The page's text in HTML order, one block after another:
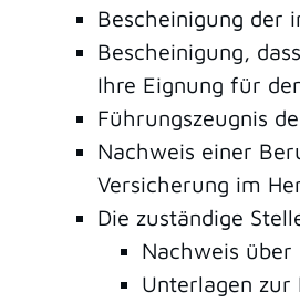
Bescheinigung der
Bescheinigung,
Ihre Eignung für
Führungszeugnis
Nachweis einer
Versicherung im
Die zuständige
Nachweis über
Unterlagen zur